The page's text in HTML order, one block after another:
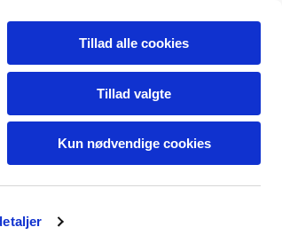
Tillad alle cookies
Tillad valgte
Kun nødvendige cookies